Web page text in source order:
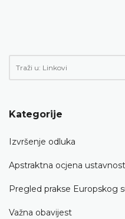
Kategorije
Izvršenje odluka
Apstraktna ocjena
Pregled prakse Europskog
Važna obavijest